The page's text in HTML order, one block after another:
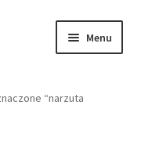
Menu
“narzuta